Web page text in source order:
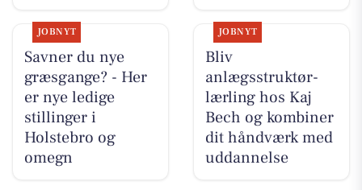
JOBNYT
Savner du nye
græsgange? - Her
er nye ledige
stillinger i
Holstebro og
omegn
JOBNYT
Bliv
anlægsstruktør-
lærling hos Kaj
Bech og kombiner
dit håndværk med
uddannelse